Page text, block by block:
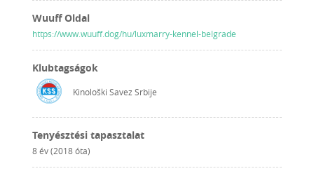
Wuuff Oldal
https://www.wuuff.dog/hu/luxmarry-kennel-belgrade
Klubtagságok
Kinološki Savez Srbije
Tenyésztési tapasztalat
8 év (2018 óta)